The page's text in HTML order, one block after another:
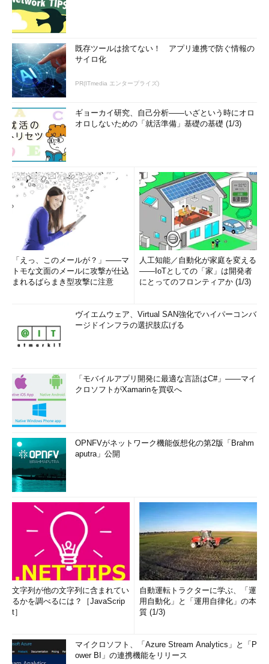
PS C
（Azure
PS C
:\> Connect- MsolService -Credential
$aadAdminCred
PS C
<Active Directoryフェデレーションサーバの
PS C
メインのDNS名> -SupportMultipleDomain
ドメインを検証する
（14）上記4行目の「New-MsolFederatedDomain」コマンドレ
ットはエラーで失敗します。警告メッセージに含まれる
「MS=ms########」という文字列を控え、これをテキスト
（TXT）レコードとしてインターネット向けのDNS（Active
DirectoryのDNSサーバではない）に登録します。登録後、登録
したTXTレコードがインターネット側から検索できるようになる
までしばらく待ってから、最後のコマンドラインを再実行しま
す。今度は成功します（
）。
画面4
「New-MsolFederatedDomain」コマンドレットを
実行して、オンプレミスのActive Directoryドメインを検証
する
Active Directoryドメインとのディレクトリ統合の基本的な部分
は完了です。Azureクラシックポータルでディレクトリの「ユー
ザー」や「グループ」ページを開くと、オンプレミスから同期さ
れたユーザーやグループを確認できるはずです（
ADのディレクトリに同期された。この時点で、Windows He
llo for Businessを利用するドメインユーザーに対して、Azu
既存ツールは捨てない！ アプリ連携で防ぐ情報の
サイロ化
PR(ITmedia エンタープライズ)
ギョーカイ研究、自己分析――いざという時にオロ
オロしないための「就活準備」基礎の基礎 (1/3)
「えっ、このメールが？」――マ
トモな文面のメールに攻撃が仕込
まれるばらまき型攻撃に注意
人工知能／自動化が家庭を変える
――IoTとしての「家」は開発者
にとってのフロンティアか (1/3)
ヴイエムウェア、Virtual SAN強化でハイパーコンバ
ージドインフラの選択肢広げる
「モバイルアプリ開発に最適な言語はC#」――マイ
クロソフトがXamarinを買収へ
OPNFVがネットワーク機能仮想化の第2版「Brahm
aputra」公開
文字列が他の文字列に含まれてい
るかを調べるには？［JavaScrip
t］
自動運転トラクターに学ぶ、「運
用自動化」と「運用自律化」の本
質 (1/3)
マイクロソフト、「Azure Stream Analytics」と「P
ower BI」の連携機能をリリース